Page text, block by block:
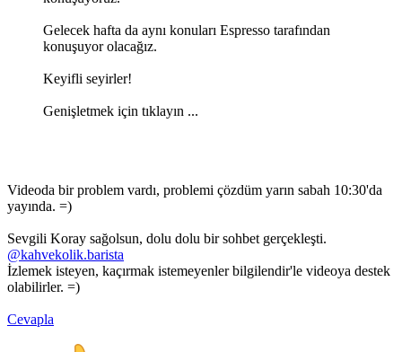
Gelecek hafta da aynı konuları Espresso tarafından
konuşuyor olacağız.
Keyifli seyirler!
Genişletmek için tıklayın ...
Videoda bir problem vardı, problemi çözdüm yarın sabah 10:30'da
yayında. =)
Sevgili Koray sağolsun, dolu dolu bir sohbet gerçekleşti.
@kahvekolik.barista
İzlemek isteyen, kaçırmak istemeyenler bilgilendir'le videoya destek
olabilirler. =)
Cevapla